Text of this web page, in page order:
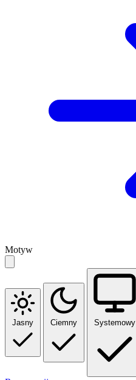
Motyw
Jasny Ciemny Systemowy